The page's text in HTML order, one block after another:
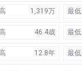
1,319万 最低
46.4歳 最低
12.8年 最低